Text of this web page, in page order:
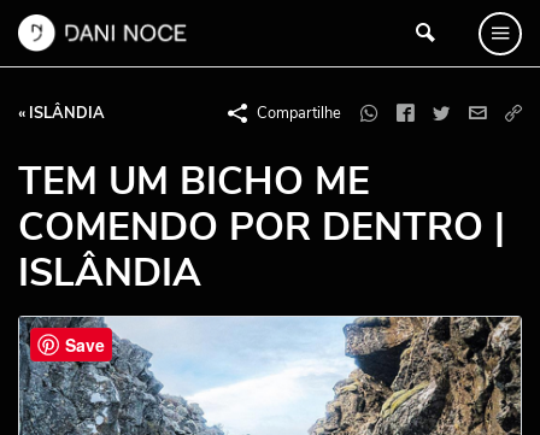
« ISLÂNDIA Compartilhe
TEM UM BICHO ME
COMENDO POR DENTRO |
ISLÂNDIA
Save